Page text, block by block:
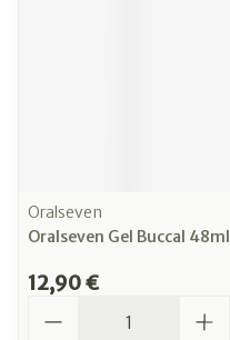
Oralseven
Oralseven Gel Buccal 48ml
12,90 €